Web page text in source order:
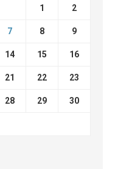
1 2
7 8 9
14 15 16
21 22 23
28 29 30